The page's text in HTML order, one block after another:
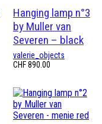
Hanging lamp n°3
by Muller van
Severen – black
valerie_objects
CHF890.00